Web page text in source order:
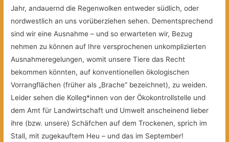
Jahr, andauernd die Regenwolken entweder südlich, oder
nordwestlich an uns vorüberziehen sehen. Dementsprechend
sind wir eine Ausnahme – und so erwarteten wir, Bezug
nehmen zu können auf Ihre versprochenen unkomplizierten
Ausnahmeregelungen, womit unsere Tiere das Recht
bekommen könnten, auf konventionellen ökologischen
Vorrangflächen (früher als „Brache“ bezeichnet), zu weiden.
Leider sehen die Kolleg*innen von der Ökokontrollstelle und
dem Amt für Landwirtschaft und Umwelt anscheinend lieber
ihre (bzw. unsere) Schäfchen auf dem Trockenen, sprich im
Stall, mit zugekauftem Heu – und das im September!